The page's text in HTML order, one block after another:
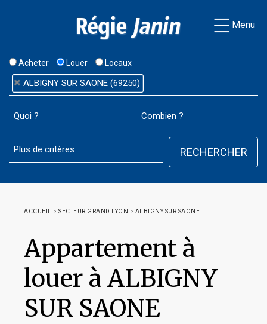
Menu
Acheter Louer Locaux
ALBIGNY SUR SAONE (69250)
ACCUEIL > SECTEUR GRAND LYON > ALBIGNY SUR SAONE
Appartement à
louer à ALBIGNY
SUR SAONE